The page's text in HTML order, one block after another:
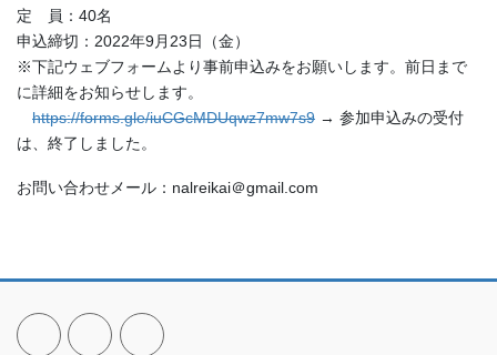
定 員：40名
申込締切：2022年9月23日（金）
※下記ウェブフォームより事前申込みをお願いします。前日まで
に詳細をお知らせします。
https://forms.gle/iuCGcMDUqwz7mw7s9 → 参加申込みの受付
は、終了しました。
お問い合わせメール：nalreikai＠gmail.com